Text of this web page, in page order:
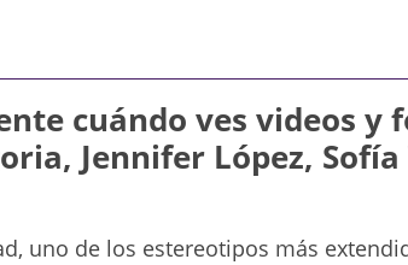
cuándo ves videos y
Jennifer López,
uno de los estereotipos más